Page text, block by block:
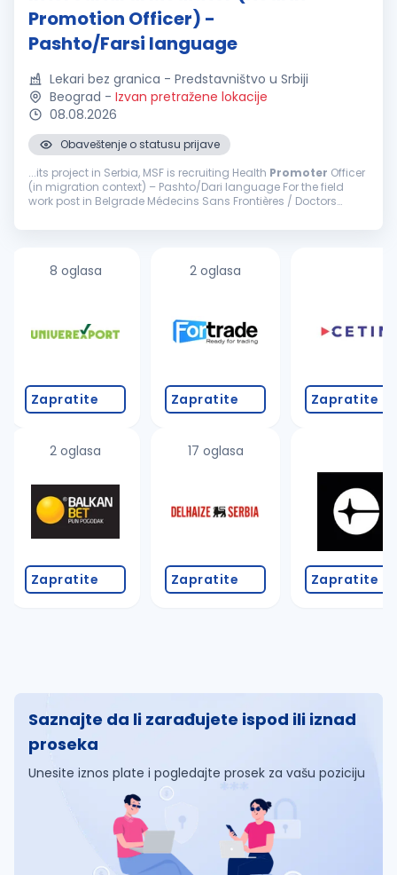
Promotion Officer) -
Pashto/Farsi language
Lekari bez granica - Predstavništvo u Srbiji
Beograd - Izvan pretražene lokacije
08.08.2026
Obaveštenje o statusu prijave
...its project in Serbia, MSF is recruiting Health Promoter Officer
(in migration context) – Pashto/Dari language For the field
work post in Belgrade Médecins Sans Frontières / Doctors
8 oglasa
Zapratite
2 oglasa
Zapratite
2 oglasa
Zapratite
17 oglasa
Zapratite
Zapratite
Zapratite
Saznajte da li zarađujete ispod ili iznad
proseka
Unesite iznos plate i pogledajte prosek za vašu poziciju